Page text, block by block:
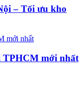
– Tối ưu kho
TPHCM mới nhất